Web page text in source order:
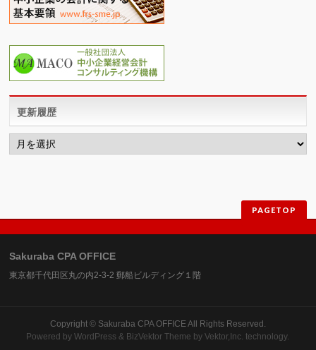
更新履歴
更
新
履
PAGETOP
Sakuraba CPA OFFICE
東京都千代田区丸の内2-3-2 郵船ビルディング１階
Copyright © Sakuraba CPA OFFICEAll Rights Reserved.
Powered byWordPress & BizVektor Theme byVektor,Inc. technology.